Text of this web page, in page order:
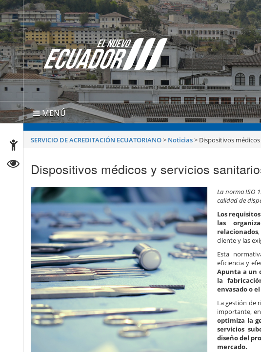
MENÚ
SERVICIO DE ACREDITACIÓN ECUATORIANO> Noticias> Dispositivos
Dispositivos médicos y servicios
La norma ISO
calidad de
Los
las
relacionados
cliente y las
Esta
eficiencia y
Apunta a un
la
envasado o
La gestión de
importante,
optimiza la
servicios
diseño del
mercado.